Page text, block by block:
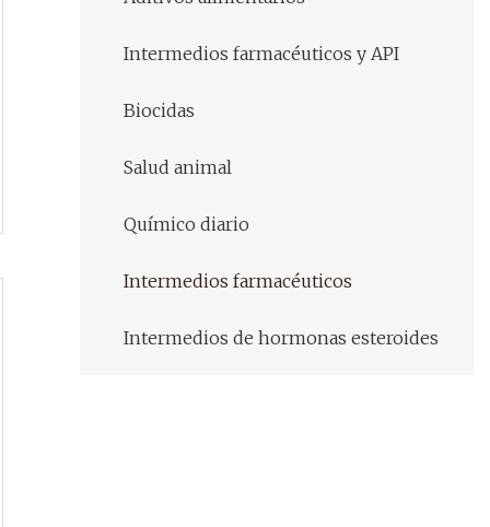
Intermedios farmacéuticos y API
Biocidas
Salud animal
Químico diario
Intermedios farmacéuticos
Intermedios de hormonas esteroides